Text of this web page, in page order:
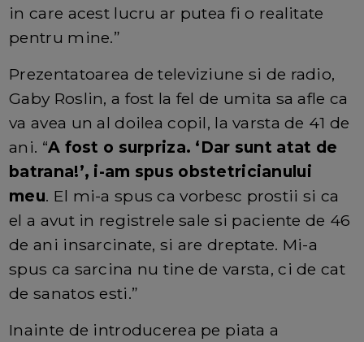
in care acest lucru ar putea fi o realitate
pentru mine.”
Prezentatoarea de televiziune si de radio,
Gaby Roslin, a fost la fel de umita sa afle ca
va avea un al doilea copil, la varsta de 41 de
ani. “A fost o surpriza. ‘Dar sunt atat de
batrana!’, i-am spus obstetricianului
meu. El mi-a spus ca vorbesc prostii si ca
el a avut in registrele sale si paciente de 46
de ani insarcinate, si are dreptate. Mi-a
spus ca sarcina nu tine de varsta, ci de cat
de sanatos esti.”
Inainte de introducerea pe piata a